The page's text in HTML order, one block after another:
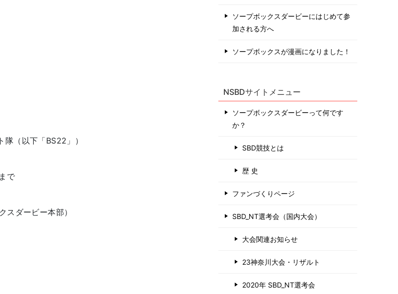
（以下「BS22」）
で
ダービー本部）
ソープボックスダービーにはじめて参
加される方へ
ソープボックスが漫画になりました！
NSBDサイトメニュー
ソープボックスダービーって何です
か？
SBD競技とは
歴 史
ファンづくりページ
SBD_NT選考会（国内大会）
大会関連お知らせ
23神奈川大会・リザルト
2020年 SBD_NT選考会